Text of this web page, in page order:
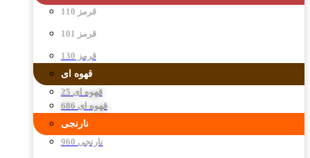
قرمز 110
قرمز 101
قرمز 130
قهوه ای
قهوه ای 25
قهوه ای 686
نارنجی
نارنجی 960